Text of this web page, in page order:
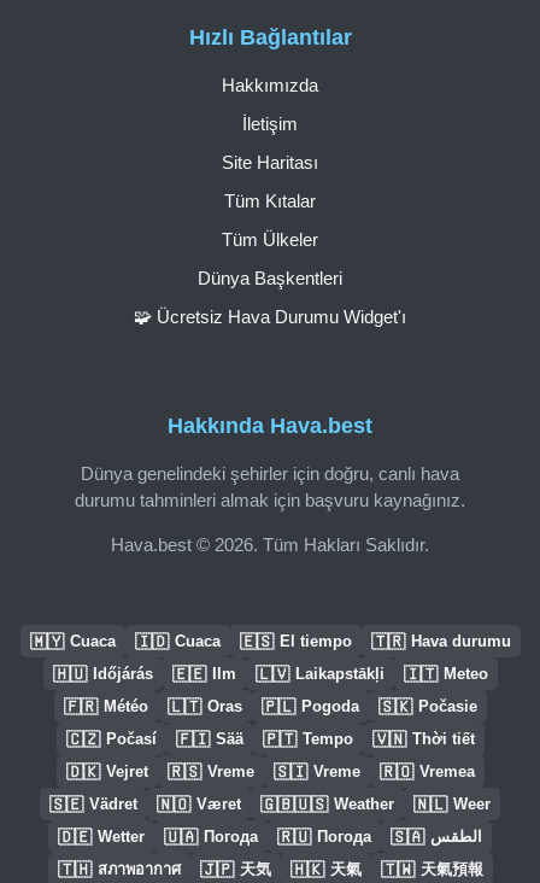
Hakkında Hava.best
Dünya genelindeki şehirler için doğru, canlı hava
durumu tahminleri almak için başvuru kaynağınız.
Hava.best © 2026. Tüm Hakları Saklıdır.
Hızlı Bağlantılar
Hakkımızda
İletişim
Site Haritası
Tüm Kıtalar
Tüm Ülkeler
Dünya Başkentleri
🧩 Ücretsiz Hava Durumu Widget'ı
🇲🇾 Cuaca 🇮🇩 Cuaca 🇪🇸 El tiempo 🇹🇷 Hava durumu
🇭🇺 Időjárás 🇪🇪 Ilm 🇱🇻 Laikapstākļi 🇮🇹 Meteo
🇫🇷 Météo 🇱🇹 Oras 🇵🇱 Pogoda 🇸🇰 Počasie
🇨🇿 Počasí 🇫🇮 Sää 🇵🇹 Tempo 🇻🇳 Thời tiết
🇩🇰 Vejret 🇷🇸 Vreme 🇸🇮 Vreme 🇷🇴 Vremea
🇸🇪 Vädret 🇳🇴 Været 🇬🇧🇺🇸 Weather 🇳🇱 Weer
🇩🇪 Wetter 🇺🇦 Погода 🇷🇺 Погода 🇸🇦 الطقس
🇹🇭 สภาพอากาศ 🇯🇵 天気 🇭🇰 天氣 🇹🇼 天氣預報